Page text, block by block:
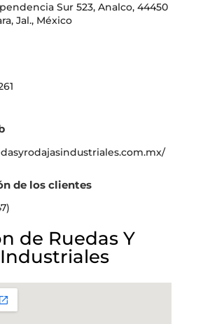
Sur 523, Analco, 44450
Jal., México
de los clientes
de Ruedas Y